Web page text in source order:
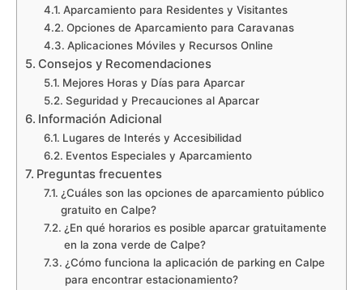
Aparcamiento para Residentes y Visitantes
Opciones de Aparcamiento para Caravanas
Aplicaciones Móviles y Recursos Online
Consejos y Recomendaciones
Mejores Horas y Días para Aparcar
Seguridad y Precauciones al Aparcar
Información Adicional
Lugares de Interés y Accesibilidad
Eventos Especiales y Aparcamiento
Preguntas frecuentes
¿Cuáles son las opciones de aparcamiento público
gratuito en Calpe?
¿En qué horarios es posible aparcar gratuitamente
en la zona verde de Calpe?
¿Cómo funciona la aplicación de parking en Calpe
para encontrar estacionamiento?